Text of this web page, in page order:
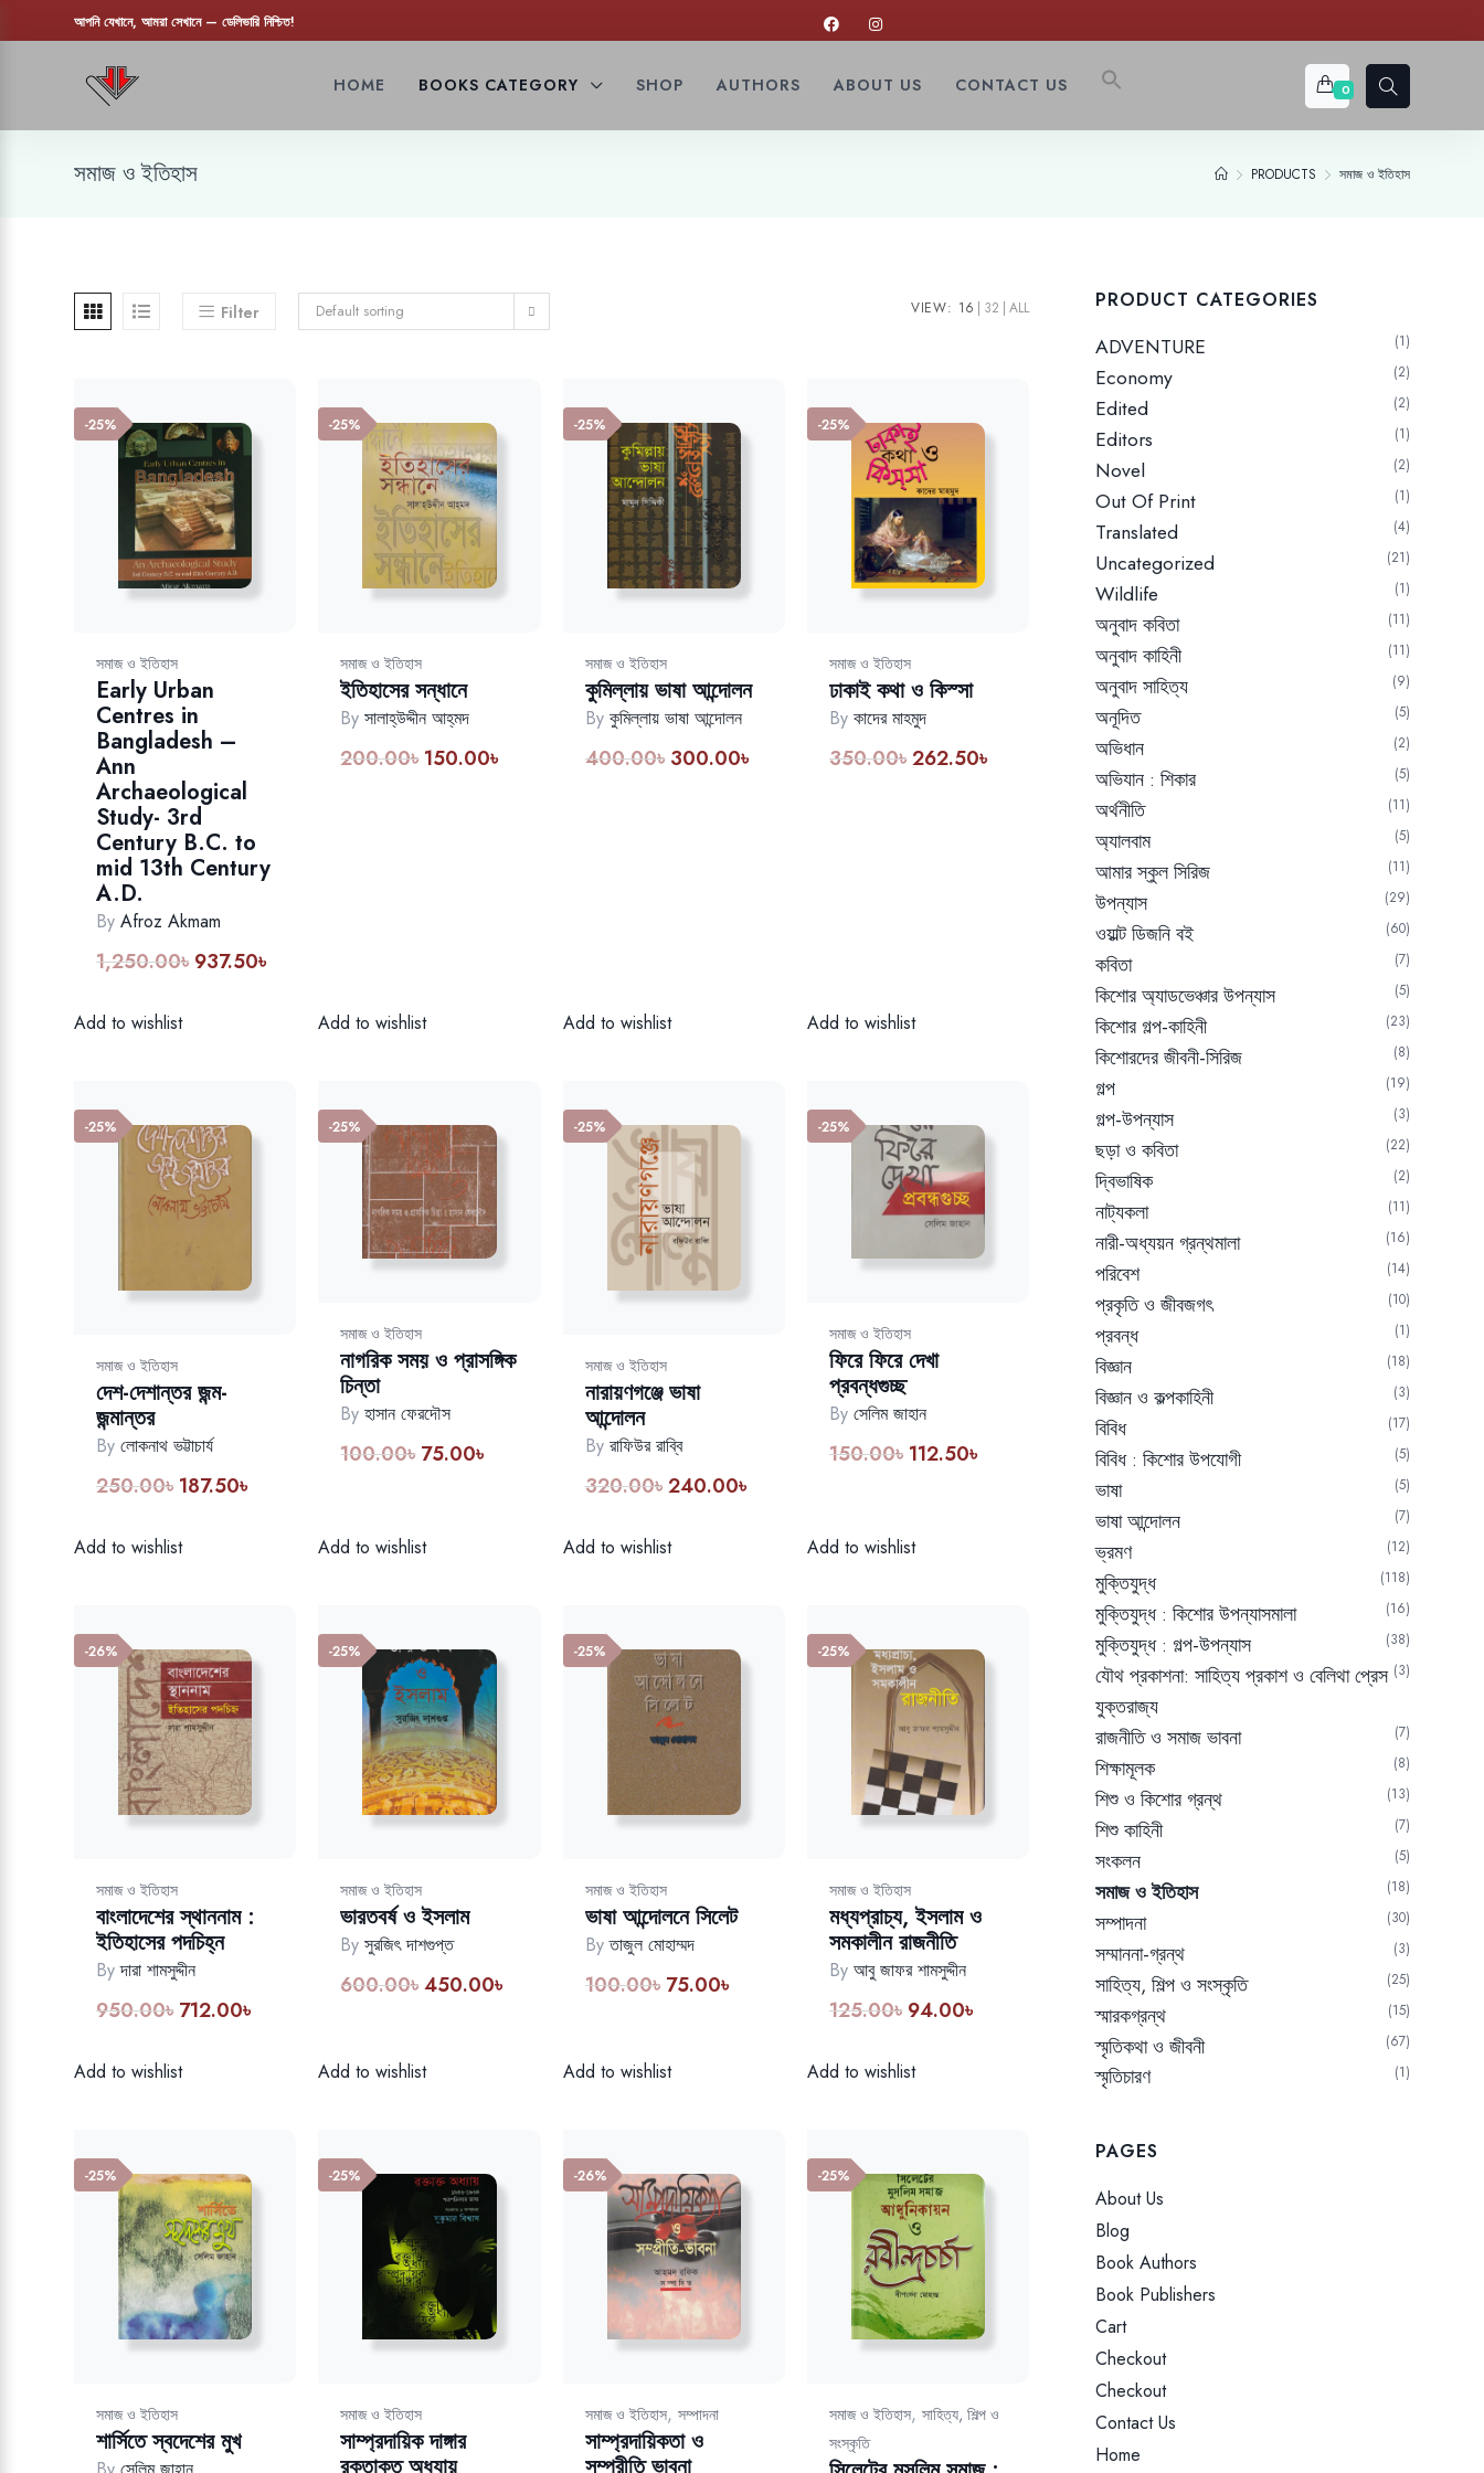
আপনি যেখানে, আমরা সেখানে — ডেলিভারি নিশ্চিত!
HOME BOOKS CATEGORY SHOP AUTHORS ABOUT US CONTACT US 0
সমাজ ও ইতিহাস PRODUCTS সমাজ ও ইতিহাস
Filter Default sorting VIEW: 16 32 ALL
-25%
সমাজ ও ইতিহাস
Early Urban
Centres in
Bangladesh –
Ann
Archaeological
Study- 3rd
Century B.C. to
mid 13th Century
A.D.
ByAfroz Akmam
1,250.00৳ Original
937.50৳Current
Add to wishlist
-25%
সমাজ ও ইতিহাস
ইতিহাসের সন্ধানে
Byসালাহ্‌উদ্দীন আহ্‌মদ
200.00৳ Original
150.00৳Current
Add to wishlist
-25%
সমাজ ও ইতিহাস
কুমিল্লায় ভাষা আন্দোলন
By কুমিল্লায় ভাষা আন্দোলন
400.00৳ Original
300.00৳Current
Add to wishlist
-25%
সমাজ ও ইতিহাস
ঢাকাই কথা ও কিস্সা
By কাদের মাহমুদ
350.00৳ Original
262.50৳Current
Add to wishlist
-25%
সমাজ ও ইতিহাস
দেশ-দেশান্তর জন্ম-
জন্মান্তর
Byলোকনাথ ভট্টাচার্য
250.00৳ Original
was:
187.50৳Current
Add to wishlist
-25%
সমাজ ও ইতিহাস
নাগরিক সময় ও প্রাসঙ্গিক
চিন্তা
Byহাসান ফেরদৌস
100.00৳ Original
100.00৳.
75.00৳Current
Add to wishlist
-25%
সমাজ ও ইতিহাস
নারায়ণগঞ্জে ভাষা
আন্দোলন
By রাফিউর রাব্বি
320.00৳ Original
was:
240.00৳Current
Add to wishlist
-25%
সমাজ ও ইতিহাস
ফিরে ফিরে দেখা
প্রবন্ধগুচ্ছ
By সেলিম জাহান
150.00৳ Original
150.00৳.
112.50৳Current
Add to wishlist
-26%
সমাজ ও ইতিহাস
বাংলাদেশের স্থাননাম :
ইতিহাসের পদচিহ্ন
Byদারা শামসুদ্দীন
950.00৳ Original
was:
712.00৳Current
Add to wishlist
-25%
সমাজ ও ইতিহাস
ভারতবর্ষ ও ইসলাম
Byসুরজিৎ দাশগুপ্ত
600.00৳Original
600.00৳.
450.00৳Current
450.00৳.
Add to wishlist
-25%
সমাজ ও ইতিহাস
ভাষা আন্দোলনে সিলেট
Byতাজুল মোহাম্মদ
100.00৳ Original
100.00৳.
75.00৳Current
Add to wishlist
-25%
সমাজ ও ইতিহাস
মধ্যপ্রাচ্য, ইসলাম ও
সমকালীন রাজনীতি
By আবু জাফর শামসুদ্দীন
125.00৳ Original
was:
94.00৳Current
Add to wishlist
-25%
সমাজ ও ইতিহাস
শার্সিতে স্বদেশের মুখ
-25%
সমাজ ও ইতিহাস
সাম্প্রদায়িক দাঙ্গার
রক্তাক্ত অধ্যায়
-26%
সমাজ ও ইতিহাস, সম্পাদনা
সাম্প্রদায়িকতা ও
সম্প্রীতি ভাবনা
-25%
সমাজ ও ইতিহাস, সাহিত্য, শিল্প ও
সংস্কৃতি
PRODUCT CATEGORIES
ADVENTURE 1
Economy 2
Edited 2
Editors 1
Novel 2
Out Of Print 1
Translated 4
Uncategorized 21
Wildlife 1
অনুবাদ কবিতা 11
অনুবাদ কাহিনী 11
অনুবাদ সাহিত্য 9
অনূদিত 5
অভিধান 2
অভিযান : শিকার 5
অর্থনীতি 11
অ্যালবাম 5
আমার স্কুল সিরিজ 11
উপন্যাস 29
ওয়াল্ট ডিজনি বই 60
কবিতা 7
কিশোর অ্যাডভেঞ্চার উপন্যাস 5
কিশোর গল্প-কাহিনী 23
কিশোরদের জীবনী-সিরিজ 8
গল্প 19
গল্প-উপন্যাস 3
ছড়া ও কবিতা 22
দ্বিভাষিক 2
নাট্যকলা 11
নারী-অধ্যয়ন গ্রন্থমালা 16
পরিবেশ 14
প্রকৃতি ও জীবজগৎ 10
প্রবন্ধ 1
বিজ্ঞান 18
বিজ্ঞান ও কল্পকাহিনী 3
বিবিধ 17
বিবিধ : কিশোর উপযোগী 5
ভাষা 5
ভাষা আন্দোলন 7
ভ্রমণ 12
মুক্তিযুদ্ধ 118
মুক্তিযুদ্ধ : কিশোর উপন্যাসমালা 16
মুক্তিযুদ্ধ : গল্প-উপন্যাস 38
যৌথ প্রকাশনা: সাহিত্য প্রকাশ ও বেলিথা প্রেস
যুক্তরাজ্য
3
রাজনীতি ও সমাজ ভাবনা 7
শিক্ষামূলক 8
শিশু ও কিশোর গ্রন্থ 13
শিশু কাহিনী 7
সংকলন 5
সমাজ ও ইতিহাস 18
সম্পাদনা 30
সম্মাননা-গ্রন্থ 3
সাহিত্য, শিল্প ও সংস্কৃতি 25
স্মারকগ্রন্থ 15
স্মৃতিকথা ও জীবনী 67
স্মৃতিচারণ 1
PAGES
About Us
Blog
Book Authors
Book Publishers
Cart
Checkout
Checkout
Contact Us
Home